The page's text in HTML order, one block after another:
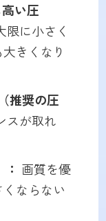
い圧
限に小さく
きくなり
推奨の圧
スが取れ
画質を優
ならない